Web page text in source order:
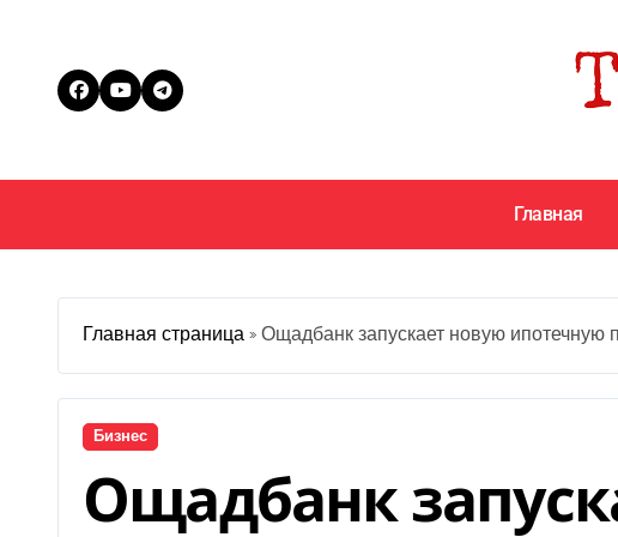
Главная
Главная страница » Ощадбанк запускает новую ипотечную
Бизнес
Ощадбанк